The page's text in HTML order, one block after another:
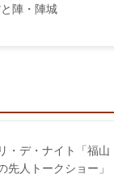
陣・陣城
・デ・ナイト「福山
先人トークショー」